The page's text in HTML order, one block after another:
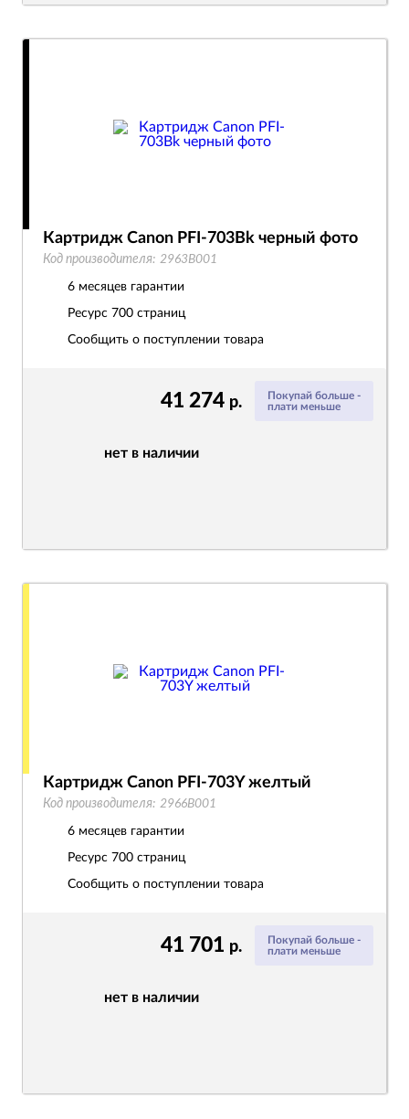
Покупай больше -
плати меньше
41 274 р.
нет в наличии
Картридж Canon PFI-703Bk черный фото
Код производителя: 2963B001
6 месяцев гарантии
Ресурс 700 страниц
Сообщить о поступлении товара
Покупай больше -
плати меньше
41 701 р.
нет в наличии
Картридж Canon PFI-703Y желтый
Код производителя: 2966B001
6 месяцев гарантии
Ресурс 700 страниц
Сообщить о поступлении товара